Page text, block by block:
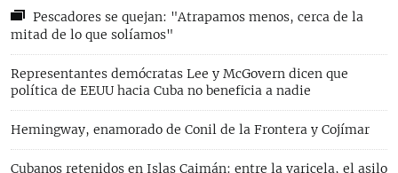
Pescadores se quejan: "Atrapamos menos, cerca de la
mitad de lo que solíamos"
Representantes demócratas Lee y McGovern dicen que
política de EEUU hacia Cuba no beneficia a nadie
Hemingway, enamorado de Conil de la Frontera y Cojímar
Cubanos retenidos en Islas Caimán: entre la varicela, el asilo